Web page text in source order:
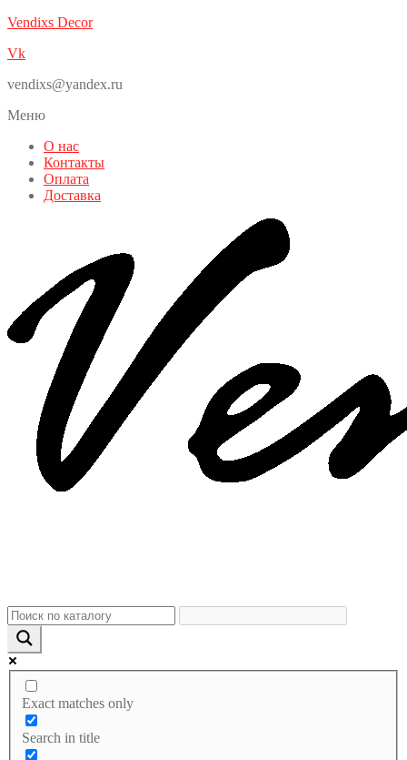
Vendixs Decor
Vk
vendixs@yandex.ru
Меню
О нас
Контакты
Оплата
Доставка
Exact matches only
Search in title